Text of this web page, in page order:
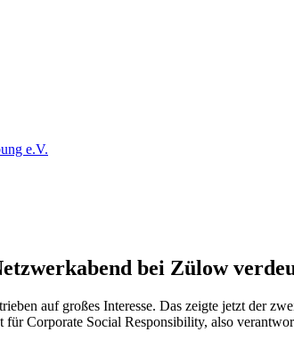
bei Zülow
auf großes Interesse. Das zeigte jetzt der
für Corporate Social Responsibility, also